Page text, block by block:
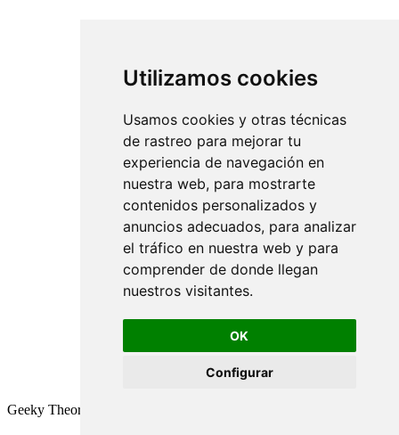
Utilizamos cookies
Usamos cookies y otras técnicas
de rastreo para mejorar tu
experiencia de navegación en
nuestra web, para mostrarte
contenidos personalizados y
anuncios adecuados, para analizar
el tráfico en nuestra web y para
comprender de donde llegan
nuestros visitantes.
OK
Configurar
Geeky Theory © 2026